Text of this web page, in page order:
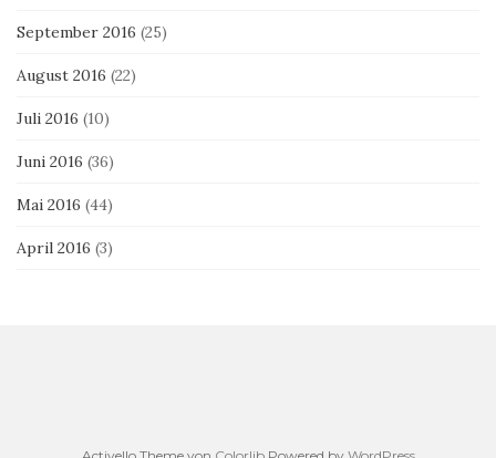
September 2016 (25)
August 2016 (22)
Juli 2016 (10)
Juni 2016 (36)
Mai 2016 (44)
April 2016 (3)